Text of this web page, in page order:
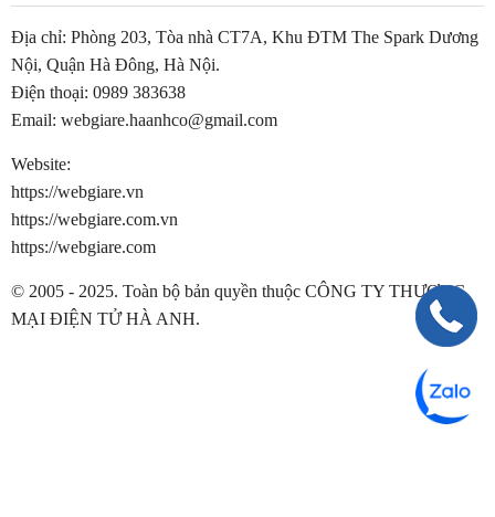
Địa chỉ: Phòng 203, Tòa nhà CT7A, Khu ĐTM The Spark Dương
Nội, Quận Hà Đông, Hà Nội.
Điện thoại: 0989 383638
Email: webgiare.haanhco@gmail.com
Website:
https://webgiare.vn
https://webgiare.com.vn
https://webgiare.com
© 2005 - 2025. Toàn bộ bản quyền thuộc CÔNG TY THƯƠNG
MẠI ĐIỆN TỬ HÀ ANH.